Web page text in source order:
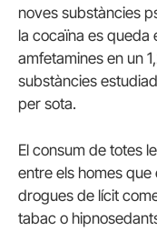
noves substàncies
la cocaïna es queda
amfetamines en un
substàncies
per sota.
El consum de totes
entre els homes que
drogues de lícit
tabac o